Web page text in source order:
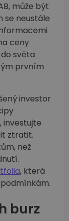
může být
se neustále
ceny
světa
prvním
investor
investujte
ztratit.
než
, která
burz